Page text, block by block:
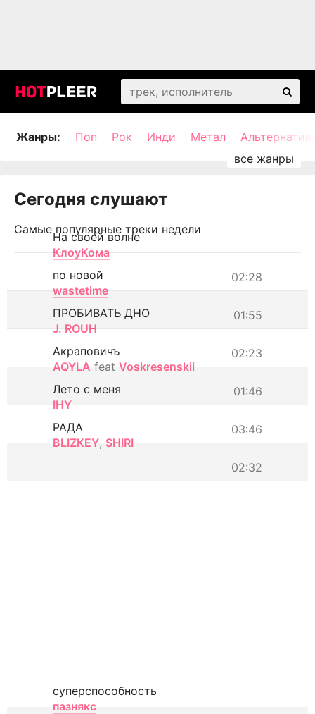
Жанры: Поп Рок Инди Метал
Сегодня слушают
Самые популярные треки недели
На своей волне
КлоуКома
02:28
по новой
wastetime
01:55
ПРОБИВАТЬ ДНО
J. ROUH
02:23
Акраповичъ
AQYLA feat Voskresenskii
01:46
Лето с меня
IHY
03:46
РАДА
BLIZKEY, SHIRI
02:32
суперспособность
пазнякс